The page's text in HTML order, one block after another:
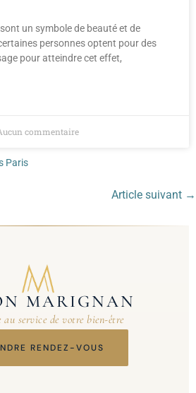
un symbole de beauté et de
personnes optent pour des
pour atteindre cet effet,
commentaire
Paris
Article suivant →
MARIGNAN
au service de votre bien-être
RENDEZ-VOUS